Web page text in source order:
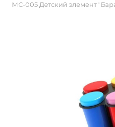
МС-005 Детский элемент